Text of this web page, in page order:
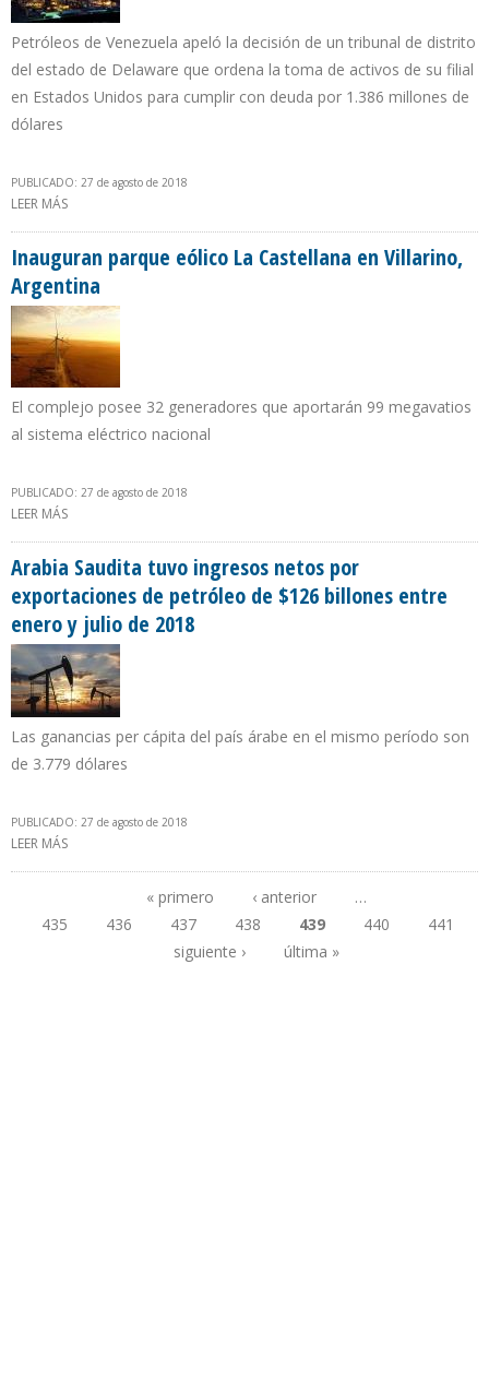
Petróleos de Venezuela apeló la decisión de un tribunal de distrito
del estado de Delaware que ordena la toma de activos de su filial
en Estados Unidos para cumplir con deuda por 1.386 millones de
dólares
PUBLICADO: 27 de agosto de 2018
LEER MÁS
Inauguran parque eólico La Castellana en Villarino,
Argentina
El complejo posee 32 generadores que aportarán 99 megavatios
al sistema eléctrico nacional
PUBLICADO: 27 de agosto de 2018
LEER MÁS
Arabia Saudita tuvo ingresos netos por
exportaciones de petróleo de $126 billones entre
enero y julio de 2018
Las ganancias per cápita del país árabe en el mismo período son
de 3.779 dólares
PUBLICADO: 27 de agosto de 2018
LEER MÁS
Páginas
« primero ‹ anterior
…
435
436 437 438 439 440
441
siguiente ›
última »